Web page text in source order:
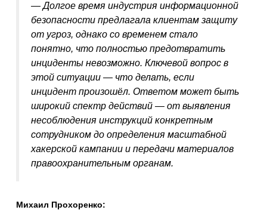
— Долгое время индустрия информационной
безопасности предлагала клиентам защиту
от угроз, однако со временем стало
понятно, что полностью предотвратить
инциденты невозможно. Ключевой вопрос в
этой ситуации — что делать, если
инцидент произошёл. Ответом может быть
широкий спектр действий — от выявления
несоблюдения инструкций конкретным
сотрудником до определения масштабной
хакерской кампании и передачи материалов
правоохранительным органам.
Михаил Прохоренко: